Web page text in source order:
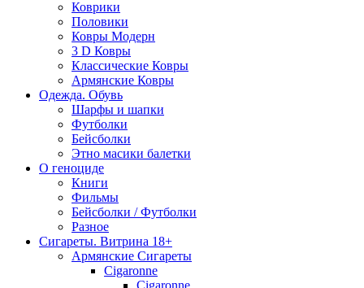
Коврики
Половики
Ковры Модерн
3 D Ковры
Классические Ковры
Армянские Ковры
Одежда. Обувь
Шарфы и шапки
Футболки
Бейсболки
Этно масики балетки
О геноциде
Книги
Фильмы
Бейсболки / Футболки
Разное
Сигареты. Витрина 18+
Армянские Сигареты
Cigaronne
Cigaronne